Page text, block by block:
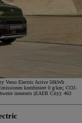
Verso Electric Active 50kWh
kombiniert 0 g/km; CO2-
innerorts (EAER City): 463